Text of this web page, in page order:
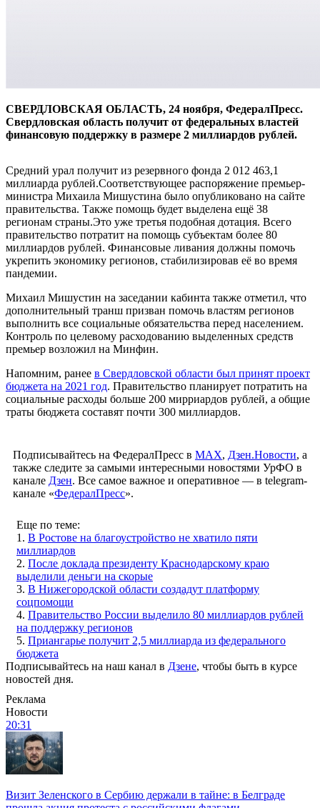
СВЕРДЛОВСКАЯ ОБЛАСТЬ, 24 ноября, ФедералПресс.
Свердловская область получит от федеральных властей
финансовую поддержку в размере 2 миллиардов рублей.
Средний урал получит из резервного фонда 2 012 463,1
миллиарда рублей.Соответствующее распоряжение премьер-
министра Михаила Мишустина было опубликовано на сайте
правительства. Также помощь будет выделена ещё 38
регионам страны.Это уже третья подобная дотация. Всего
правительство потратит на помощь субъектам более 80
миллиардов рублей. Финансовые ливания должны помочь
укрепить экономику регионов, стабилизировав её во время
пандемии.
Михаил Мишустин на заседании кабинта также отметил, что
дополнительный транш призван помочь властям регионов
выполнить все социальные обязательства перед населением.
Контроль по целевому расходованию выделенных средств
премьер возложил на Минфин.
Напомним, ранее в Свердловской области был принят проект
бюджета на 2021 год. Правительство планирует потратить на
социальные расходы больше 200 мирриардов рублей, а общие
траты бюджета составят почти 300 миллиардов.
Подписывайтесь на ФедералПресс в МАХ, Дзен.Новости, а
также следите за самыми интересными новостями УрФО в
канале Дзен. Все самое важное и оперативное — в telegram-
канале «ФедералПресс».
Еще по теме:
1. В Ростове на благоустройство не хватило пяти
миллиардов
2. После доклада президенту Краснодарскому краю
выделили деньги на скорые
3. В Нижегородской области создадут платформу
соцпомощи
4. Правительство России выделило 80 миллиардов рублей
на поддержку регионов
5. Приангарье получит 2,5 миллиарда из федерального
бюджета
Подписывайтесь на наш канал в Дзене, чтобы быть в курсе
новостей дня.
Реклама
Новости
20:31
Визит Зеленского в Сербию держали в тайне: в Белграде